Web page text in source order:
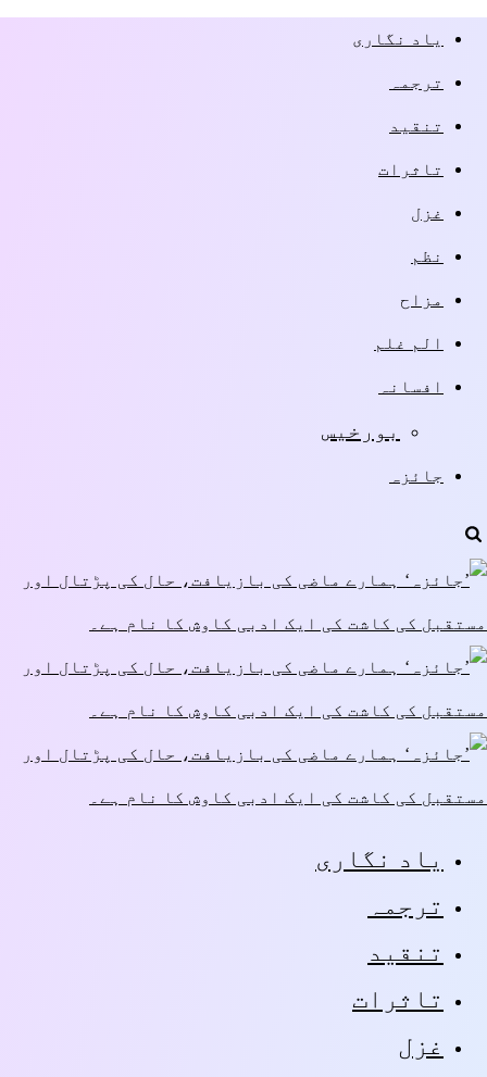
یاد نگاری
ترجمہ
تنقید
تاثرات
غزل
نظم
مزاح
الم غلم
افسانہ
بورخیس
جائزہ
یاد نگاری
ترجمہ
تنقید
تاثرات
غزل